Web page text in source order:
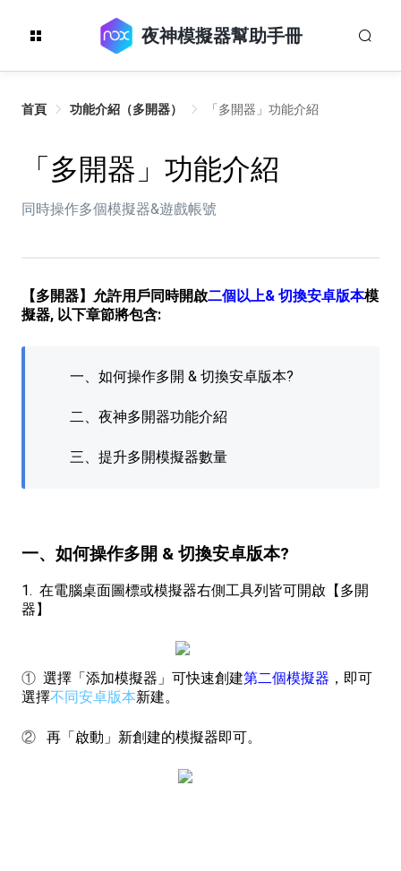
夜神模擬器幫助手冊
首頁 功能介紹（多開器） 「多開器」功能介紹
「多開器」功能介紹
同時操作多個模擬器&遊戲帳號
【多開器】允許用戶同時開啟二個以上& 切換安卓版本模
擬器, 以下章節將包含:
一、如何操作多開 & 切換安卓版本?
二、夜神多開器功能介紹
三、提升多開模擬器數量
一、如何操作多開 & 切換安卓版本?
1. 在電腦桌面圖標或模擬器右側工具列皆可開啟【多開
器】
① 選擇「添加模擬器」可快速創建第二個模擬器 ， 即可
選擇不同安卓版本新建。
② 再「啟動」新創建的模擬器即可。